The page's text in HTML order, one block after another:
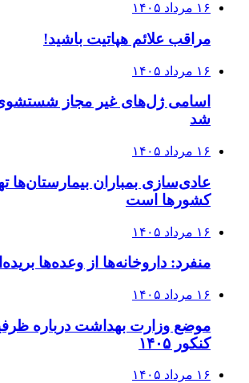
۱۶ مرداد ۱۴۰۵
مراقب علائم هپاتیت باشید!
۱۶ مرداد ۱۴۰۵
اسامی ژل‌های غیر مجاز
شد
۱۶ مرداد ۱۴۰۵
عادی‌سازی بمباران بیمارستان‌ها
کشورها است
۱۶ مرداد ۱۴۰۵
منفرد: داروخانه‌ها از وعده‌ها
۱۶ مرداد ۱۴۰۵
موضع وزارت بهداشت درباره
کنکور ۱۴۰۵
۱۶ مرداد ۱۴۰۵